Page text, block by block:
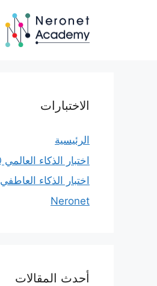
الاختبارات
الرئيسية
اختبار الذكاء العالمي IQ
اختبار الذكاء العاطفي EQ
Neronet
أحدث المقالات